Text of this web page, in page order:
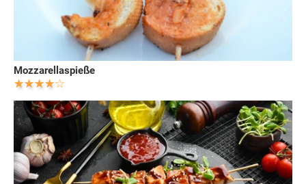
Mozzarellaspieße